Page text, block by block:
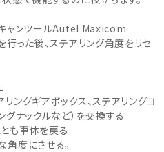
ャンツールAutel Maxicom
った後、ステアリング角度をリセ
ングギアボックス、ステアリングコ
グナックルなど）を交換する
も車体を戻る
角度にさせる。